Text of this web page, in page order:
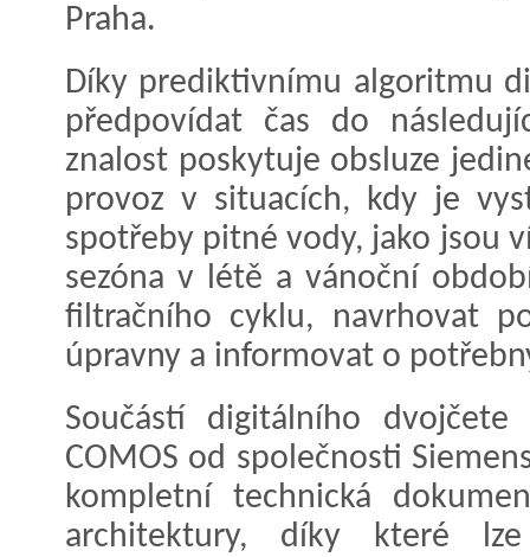
Praha.
Díky prediktivnímu algoritmu
předpovídat čas do
znalost poskytuje obsluze
provoz v situacích, kdy je
spotřeby pitné vody, jako jsou
sezóna v létě a vánoční
filtračního cyklu, navrhovat
úpravny a informovat o
Součástí digitálního
COMOS od společnosti
kompletní technická
architektury, díky které